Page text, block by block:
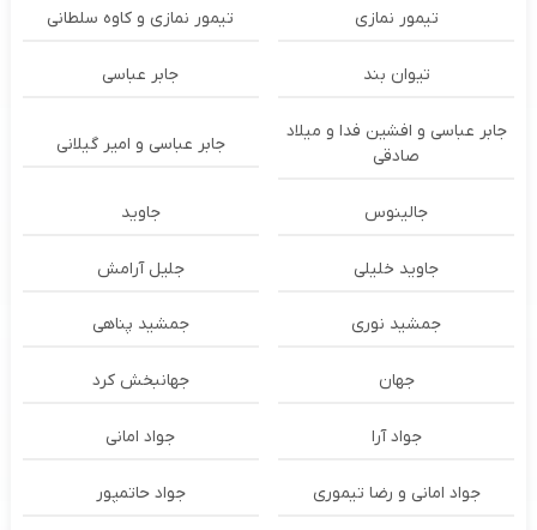
تیمور نمازی تیمور نمازی و کاوه سلطانی
تیوان بند جابر عباسی
جابر عباسی و افشین فدا و میلاد
صادقی
جابر عباسی و امیر گیلانی
جالینوس جاوید
جاوید خلیلی جلیل آرامش
جمشید نوری جمشید پناهی
جهان جهانبخش کرد
جواد آرا جواد امانی
جواد امانی و رضا تیموری جواد حاتمپور